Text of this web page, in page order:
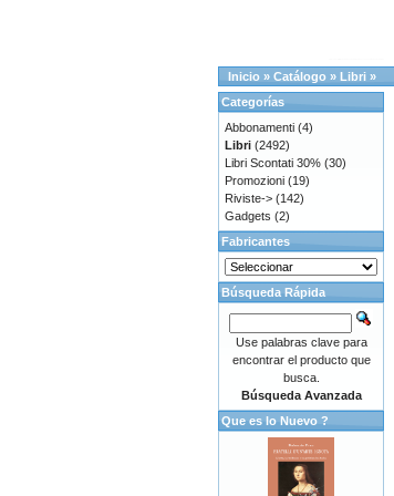
Inicio » Catálogo » Libri »
Categorías
Abbonamenti (4)
Libri (2492)
Libri Scontati 30% (30)
Promozioni (19)
Riviste-> (142)
Gadgets (2)
Fabricantes
Búsqueda Rápida
Use palabras clave para
encontrar el producto que
busca.
Búsqueda Avanzada
Que es lo Nuevo ?